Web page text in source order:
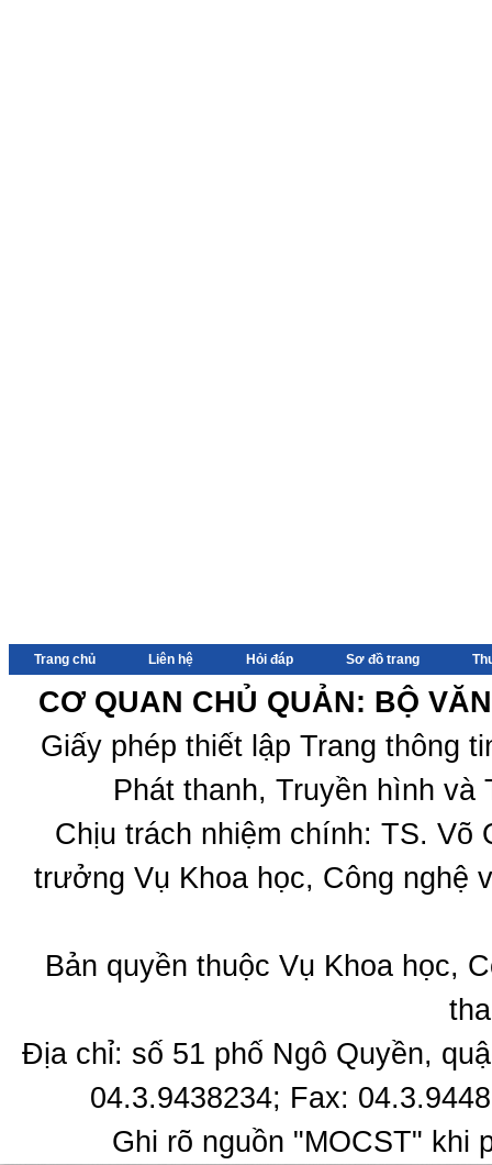
Trang chủ Liên hệ Hỏi đáp Sơ đồ trang
CƠ QUAN CHỦ QUẢN: BỘ
Giấy phép thiết lập Trang thông
Phát thanh, Truyền hình
Chịu trách nhiệm chính: TS.
trưởng Vụ Khoa học, Công nghệ
Bản quyền thuộc Vụ Khoa học,
Địa chỉ: số 51 phố Ngô Quyền,
04.3.9438234; Fax:
Ghi rõ nguồn "MOCST" khi